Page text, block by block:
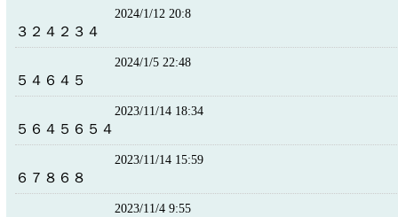
2024/1/12 20:8
３２４２３４
2024/1/5 22:48
５４６４５
2023/11/14 18:34
５６４５６５４
2023/11/14 15:59
６７８６８
2023/11/4 9:55